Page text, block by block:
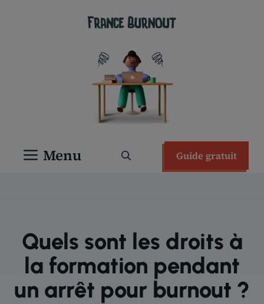
Menu Guide gratuit
Quels sont les droits à
la formation pendant
un arrêt pour burnout ?